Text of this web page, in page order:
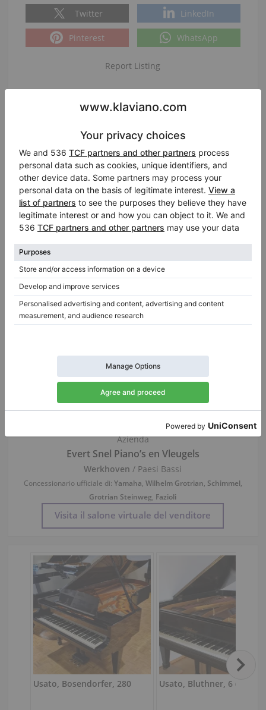
Twitter LinkedIn
Pinterest WhatsApp
Report Listing
Data di inserimento: 2024-02-05 09:21:20
Chiedi i dettagli:
Informazioni su venditore:
Azienda
Evert Snel Piano’s en Vleugels
Werkhoven / Paesi Bassi
Concessionario ufficiale di: Yamaha Wilhelm Grotrian Schimmel
Grotrian Steinweg Fazioli
Visita il salone virtuale del venditore
Usato, Bosendorfer, 280 Usato, Bluthner, 6 (190)